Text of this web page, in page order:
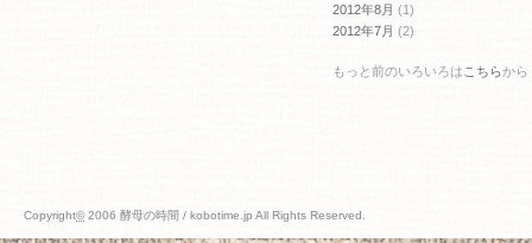
2012年8月 (1)
2012年7月 (2)
もっと前のいろいろは こちらから
Copyright©2006 酵母の時間 / kobotime.jp All Rights Reserved.